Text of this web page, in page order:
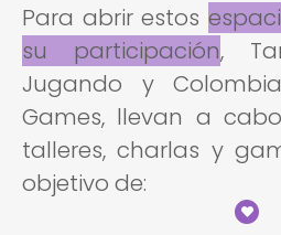
Para abrir estos
su participación,
Jugando y
Games, llevan a
talleres, charlas y
objetivo de: